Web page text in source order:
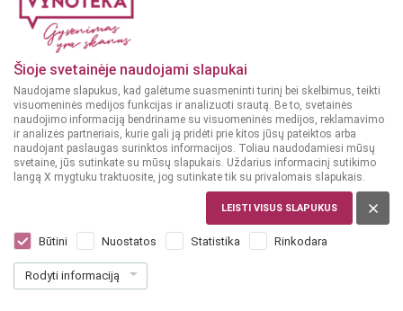
Šioje svetainėje naudojami slapukai
Naudojame slapukus, kad galėtume suasmeninti turinį bei skelbimus, teikti
visuomeninės medijos funkcijas ir analizuoti srautą. Be to, svetainės
naudojimo informaciją bendriname su visuomeninės medijos, reklamavimo
ir analizės partneriais, kurie gali ją pridėti prie kitos jūsų pateiktos arba
naudojant paslaugas surinktos informacijos. Toliau naudodamiesi mūsų
svetaine, jūs sutinkate su mūsų slapukais. Uždarius informacinį sutikimo
langą X mygtuku traktuosite, jog sutinkate tik su privalomais slapukais.
LEISTI VISUS SLAPUKUS
Būtini Nuostatos Statistika Rinkodara
Rodyti informaciją
Sausas vynas
PRANCŪZIJA,
CHAMPAGNE
12%
Jeeper Grand
Assemblage 0,75 L
(1)
3599
Į KREPŠELĮ
ITALIJA,
Montelvini Promosso
Prosecco Extra Dry
0,75 L
(1)
1299€
17.32 € / L
Į KREPŠELĮ